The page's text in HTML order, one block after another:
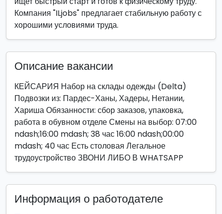
Компания "ILjobs" предлагает стабильную работу с
хорошими условиями труда.
Описание вакансии
КЕЙСАРИЯ Набор на склады одежды (Delta)
Подвозки из: Пардес-Ханы, Хадеры, Нетании,
Хариша Обязанности: сбор заказов, упаковка,
работа в обувном отделе Смены на выбор: 07:00
ndash;16:00 mdash; 38 час 16:00 ndash;00:00
mdash; 40 час Есть столовая Легальное
трудоустройство ЗВОНИ ЛИБО В WHATSAPP
Информация о работодателе